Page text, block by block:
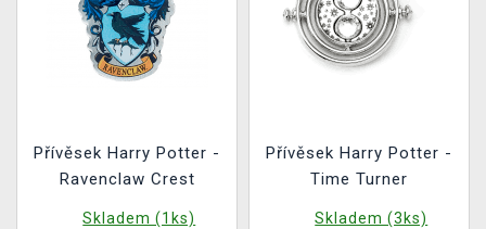
Přívěsek Harry Potter -
Ravenclaw Crest
Skladem (1ks)
Přívěsek Harry Potter -
Time Turner
Skladem (3ks)